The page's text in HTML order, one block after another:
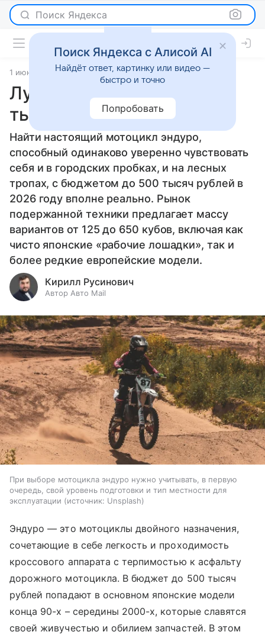
Поиск Яндекса
1 июня 2026 источник:Авто Mail Статьи
Лучшие эндуро до 500
тысяч рублей
Найти настоящий мотоцикл эндуро,
способный одинаково уверенно чувствовать
себя и в городских пробках, и на лесных
тропах, с бюджетом до 500 тысяч рублей в
2026 году вполне реально. Рынок
подержанной техники предлагает массу
вариантов от 125 до 650 кубов, включая как
чисто японские «рабочие лошадки», так и
более редкие европейские модели.
Кирилл Русинович
Автор Авто Mail
При выборе мотоцикла эндуро нужно учитывать, в первую
очередь, свой уровень подготовки и тип местности для
эксплуатации
источник: Unsplash
Эндуро — это мотоциклы двойного назначения,
сочетающие в себе легкость и проходимость
кроссового аппарата с терпимостью к асфальту
дорожного мотоцикла. В бюджет до 500 тысяч
рублей попадают в основном японские модели
конца 90-х – середины 2000-х, которые славятся
своей живучестью и обилием запчастей. В этом
Поиск Яндекса с Алисой AI
Найдёт ответ, картинку или видео —
быстро и точно
Попробовать